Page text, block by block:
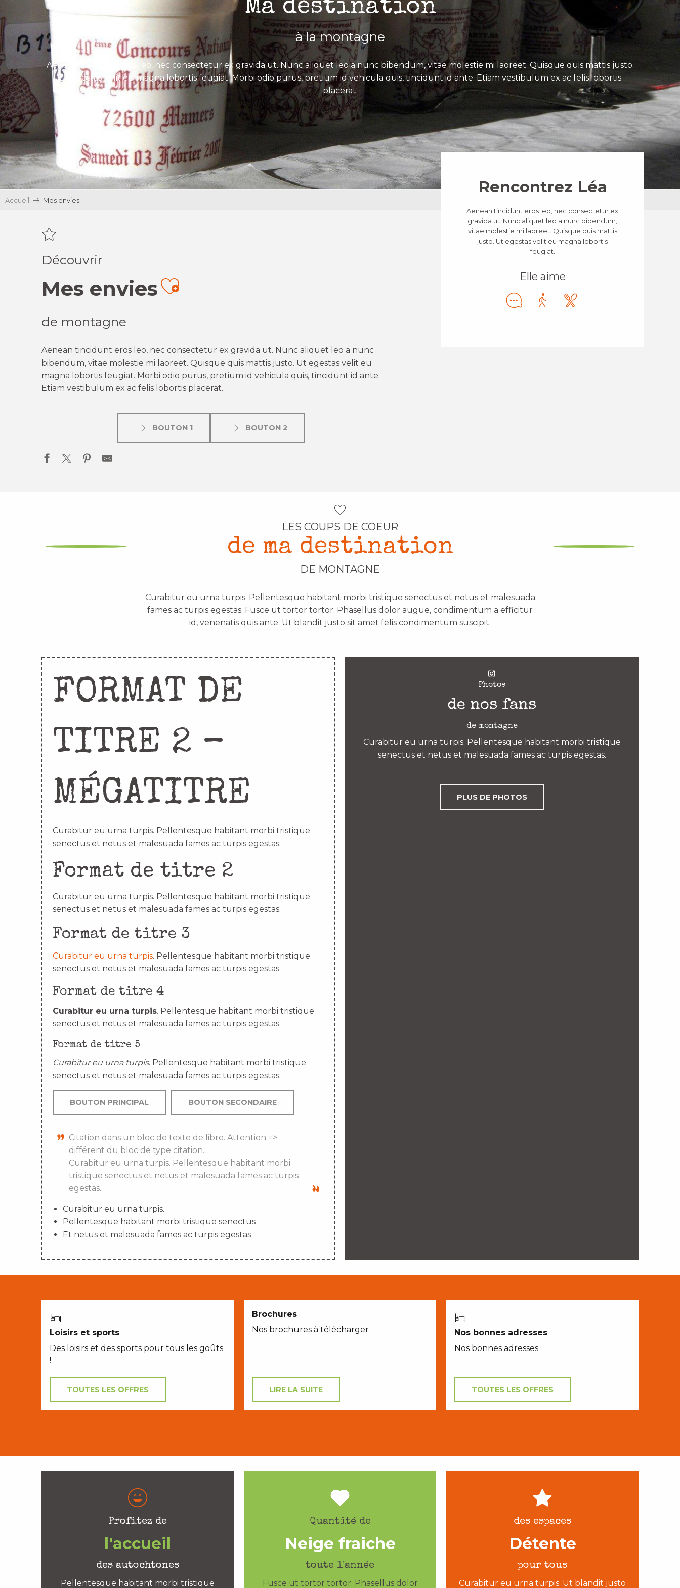
Ma destination
à la montagne
Aenean tincidunt eros leo, nec consectetur ex gravida ut. Nunc aliquet leo a nunc bibendum, vitae molestie mi laoreet. Quisque quis mattis justo.
Ut egestas velit eu magna lobortis feugiat. Morbi odio purus, pretium id vehicula quis, tincidunt id ante. Etiam vestibulum ex ac felis lobortis
placerat.
Accueil Mes envies
Découvrir
Mes enviesAjouter aux favoris
de montagne
Aenean tincidunt eros leo, nec consectetur ex gravida ut. Nunc aliquet leo a nunc
bibendum, vitae molestie mi laoreet. Quisque quis mattis justo. Ut egestas velit eu
magna lobortis feugiat. Morbi odio purus, pretium id vehicula quis, tincidunt id ante.
Etiam vestibulum ex ac felis lobortis placerat.
BOUTON 1 BOUTON 2
Rencontrez Léa
Aenean tincidunt eros leo, nec consectetur ex
gravida ut. Nunc aliquet leo a nunc bibendum,
vitae molestie mi laoreet. Quisque quis mattis
justo. Ut egestas velit eu magna lobortis
feugiat.
Elle aime
LES COUPS DE COEUR
de ma destination
DE MONTAGNE
Curabitur eu urna turpis. Pellentesque habitant morbi tristique senectus et netus et malesuada
fames ac turpis egestas. Fusce ut tortor tortor. Phasellus dolor augue, condimentum a efficitur
id, venenatis quis ante. Ut blandit justo sit amet felis condimentum suscipit.
FORMAT DE
TITRE 2 –
MÉGATITRE
Curabitur eu urna turpis. Pellentesque habitant morbi tristique
senectus et netus et malesuada fames ac turpis egestas.
Format de titre 2
Curabitur eu urna turpis. Pellentesque habitant morbi tristique
senectus et netus et malesuada fames ac turpis egestas.
Format de titre 3
Curabitur eu urna turpis. Pellentesque habitant morbi tristique
senectus et netus et malesuada fames ac turpis egestas.
Format de titre 4
Curabitur eu urna turpis. Pellentesque habitant morbi tristique
senectus et netus et malesuada fames ac turpis egestas.
Format de titre 5
Curabitur eu urna turpis. Pellentesque habitant morbi tristique
senectus et netus et malesuada fames ac turpis egestas.
BOUTON PRINCIPAL BOUTON SECONDAIRE
Citation dans un bloc de texte de libre. Attention =>
différent du bloc de type citation.
Curabitur eu urna turpis. Pellentesque habitant morbi
tristique senectus et netus et malesuada fames ac turpis
egestas.
Curabitur eu urna turpis.
Pellentesque habitant morbi tristique senectus
Et netus et malesuada fames ac turpis egestas
Photos
de nos fans
de montagne
Curabitur eu urna turpis. Pellentesque habitant morbi tristique
senectus et netus et malesuada fames ac turpis egestas.
PLUS DE PHOTOS
Loisirs et sports
Des loisirs et des sports pour tous les goûts
!
TOUTES LES OFFRES
Brochures
Nos brochures à télécharger
LIRE LA SUITE
Nos bonnes adresses
Nos bonnes adresses
TOUTES LES OFFRES
Profitez de
l'accueil
des autochtones
Pellentesque habitant morbi tristique
Quantité de
Neige fraiche
toute l'année
Fusce ut tortor tortor. Phasellus dolor
des espaces
Détente
pour tous
Curabitur eu urna turpis. Ut blandit justo